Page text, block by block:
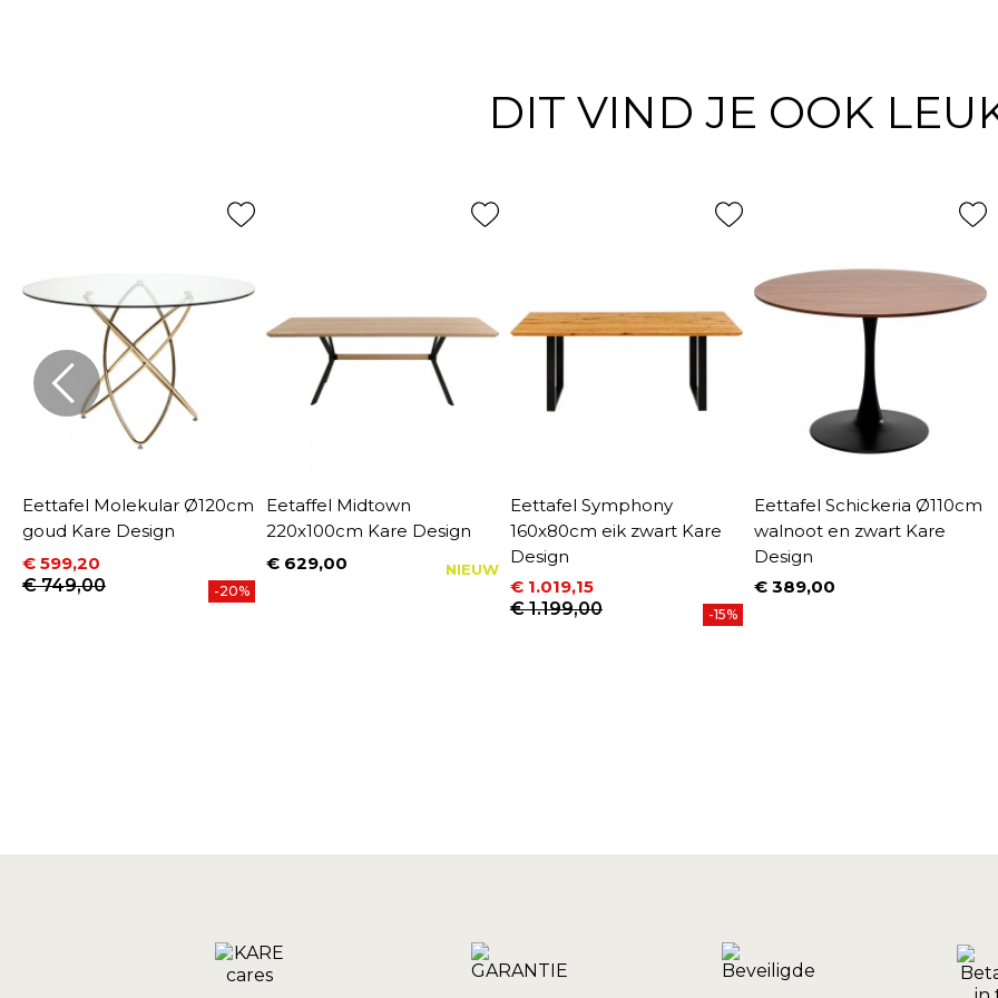
DIT VIND JE OOK
Eettafel Molekular Ø120cm
goud Kare Design
Prijs
€ 599,20
Normale prijs
€ 749,00 -20%
Eetaffel Midtown
220x100cm Kare Design
Prijs
€ 629,00 NIEUW
Eettafel Symphony
160x80cm eik zwart Kare
Design
Prijs
€ 1.019,15
Normale prijs
€ 1.199,00 -15%
Eettafel Schickeria Ø110cm
walnoot en zwart Kare
Design
Prijs
€ 389,00